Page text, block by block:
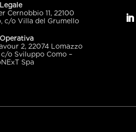
Cernobbio 11, 22100
c/o Villa del Grumello
2, 22074 Lomazzo
c/o Sviluppo Como –
Spa